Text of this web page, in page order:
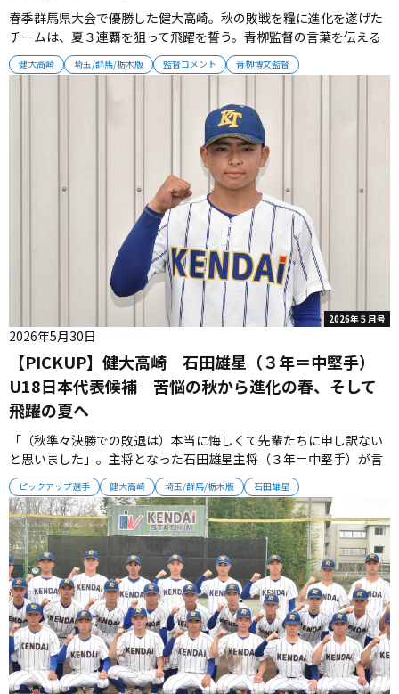
健大高崎 埼玉/群馬/栃木版 監督コメント 青栁博文監督
春季群馬県大会で優勝した健大高崎。秋の敗戦を糧に進化を遂げた
チームは、夏３連覇を狙って飛躍を誓う。青栁監督の言葉を伝える
（監督）健大高崎・青栁博文監督 勝ち続けることは簡単ではない
「秋季県大会で（桐生第一に）負けて甲子園の連続出場が止まった
2026年５月号
ピックアップ選手 健大高崎 埼玉/群馬/栃木版 石田雄星
【PICKUP】健大高崎 石田雄星（３年＝中堅手）
U18日本代表候補 苦悩の秋から進化の春、そして
飛躍の夏へ
2026年5月30日
「（秋準々決勝での敗退は）本当に悔しくて先輩たちに申し訳ない
と思いました」。主将となった石田雄星主将（３年＝中堅手）が言
葉を絞り出す。 石田主将は先輩たちと共に３度の甲子園を経験し、
強い健大高崎の一員としてグラウンドに立ってきた。 石田主将にと
って秋準々決勝・桐生第一戦の負けは入学後、県内初の敗戦だっ
た。 過去２年は箱...